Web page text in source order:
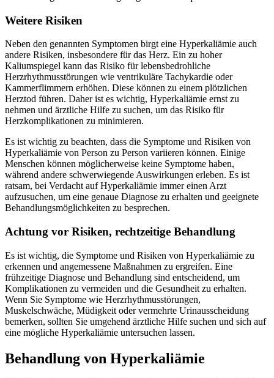
Weitere Risiken
Neben den genannten Symptomen birgt eine Hyperkaliämie auch
andere Risiken, insbesondere für das Herz. Ein zu hoher
Kaliumspiegel kann das Risiko für lebensbedrohliche
Herzrhythmusstörungen wie ventrikuläre Tachykardie oder
Kammerflimmern erhöhen. Diese können zu einem plötzlichen
Herztod führen. Daher ist es wichtig, Hyperkaliämie ernst zu
nehmen und ärztliche Hilfe zu suchen, um das Risiko für
Herzkomplikationen zu minimieren.
Es ist wichtig zu beachten, dass die Symptome und Risiken von
Hyperkaliämie von Person zu Person variieren können. Einige
Menschen können möglicherweise keine Symptome haben,
während andere schwerwiegende Auswirkungen erleben. Es ist
ratsam, bei Verdacht auf Hyperkaliämie immer einen Arzt
aufzusuchen, um eine genaue Diagnose zu erhalten und geeignete
Behandlungsmöglichkeiten zu besprechen.
Achtung vor Risiken, rechtzeitige Behandlung
Es ist wichtig, die Symptome und Risiken von Hyperkaliämie zu
erkennen und angemessene Maßnahmen zu ergreifen. Eine
frühzeitige Diagnose und Behandlung sind entscheidend, um
Komplikationen zu vermeiden und die Gesundheit zu erhalten.
Wenn Sie Symptome wie Herzrhythmusstörungen,
Muskelschwäche, Müdigkeit oder vermehrte Urinausscheidung
bemerken, sollten Sie umgehend ärztliche Hilfe suchen und sich auf
eine mögliche Hyperkaliämie untersuchen lassen.
Behandlung von Hyperkaliämie